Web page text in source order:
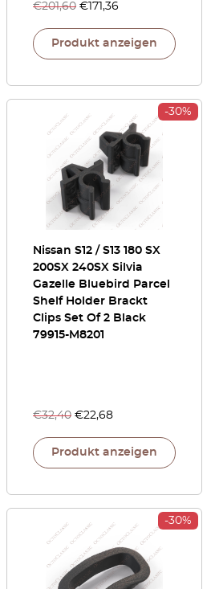
€201,60 € 171,36
Produkt anzeigen
-30%
Nissan S12 / S13 180 SX
200SX 240SX Silvia
Gazelle Bluebird Parcel
Shelf Holder Brackt
Clips Set Of 2 Black
79915-M8201
€32,40 €22,68
Produkt anzeigen
-30%